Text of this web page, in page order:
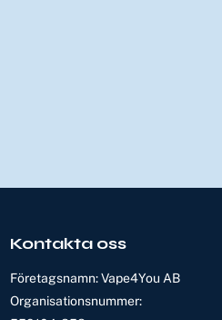
Kontakta oss
Företagsnamn: Vape4You AB
Organisationsnummer: